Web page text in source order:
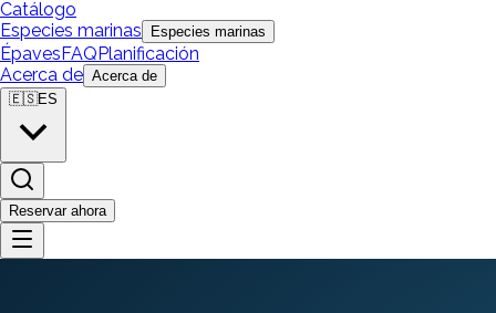
Catálogo
Especies marinas
Especies marinas
ÉpavesFAQPlanificación
Acerca de Acerca de
🇪🇸ES
Reservar ahora